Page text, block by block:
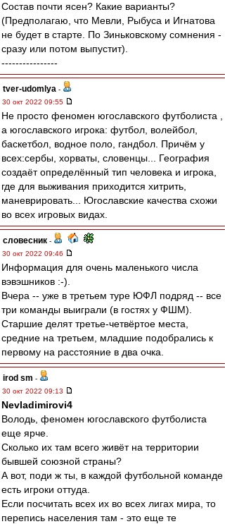
Состав почти ясен? Какие варианты?
(Предполагаю, что Мевли, Рыбуса и Игнатова
не будет в старте. По Зиньковскому сомнения -
сразу или потом выпустит).
----------------
tver-udomlya -
30 окт 2022 09:55
Не просто феномен югославского футболиста ,
а югославского игрока: футбол, волейбол,
баскетбол, водное поло, гандбол. Причём у
всех:сербы, хорваты, словенцы... География
создаёт определённый тип человека и игрока,
где для выживания приходится хитрить,
маневрировать... Югославские качества схожи
во всех игровых видах.
словесник -
30 окт 2022 09:46
Информация для очень маленького числа
вэвэшников :-).
Вчера -- уже в третьем туре ЮФЛ подряд -- все
три команды выиграли (в гостях у ФШМ).
Старшие делят третье-четвёртое места,
средние на третьем, младшие подобрались к
первому на расстояние в два очка.
irod sm -
30 окт 2022 09:13
Nevladimirovi4
Володь, феномен югославского футболиста
еще ярче.
Сколько их там всего живёт на территории
бывшей союзной страны?
А вот, поди ж ты, в каждой футбольной команде
есть игроки оттуда.
Если посчитать всех их во всех лигах мира, то
перепись населения там - это еще те